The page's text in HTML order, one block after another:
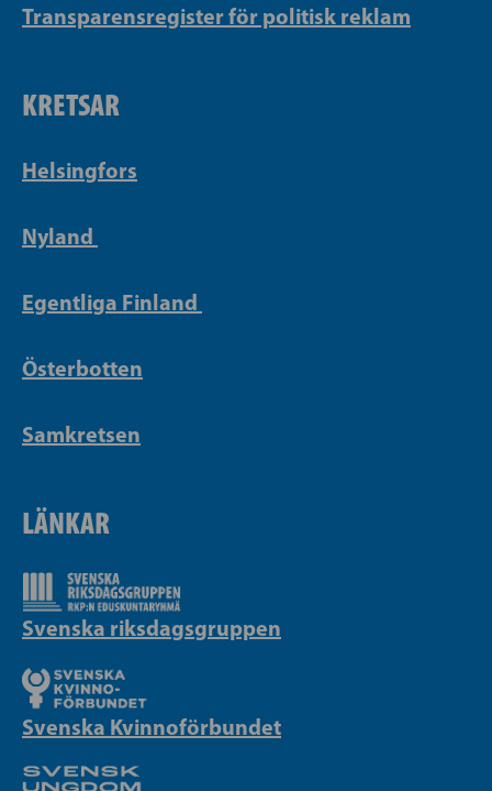
Transparensregister för politisk reklam
KRETSAR
Helsingfors
Nyland
Egentliga Finland
Österbotten
Samkretsen
LÄNKAR
Svenska riksdagsgruppen
Svenska Kvinnoförbundet